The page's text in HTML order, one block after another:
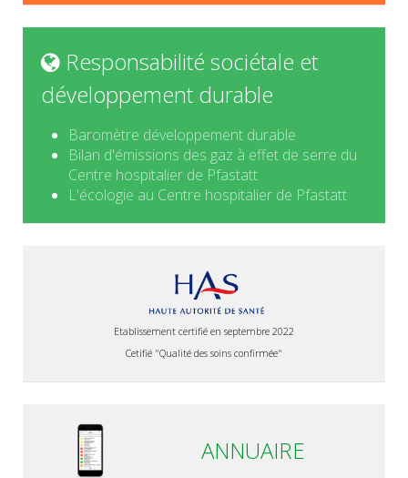
Responsabilité sociétale et
développement durable
Baromètre développement durable
Bilan d'émissions des gaz à effet de serre du
Centre hospitalier de Pfastatt
L'écologie au Centre hospitalier de Pfastatt
Etablissement certifié en septembre 2022
Cetifié "Qualité des soins confirmée"
ANNUAIRE